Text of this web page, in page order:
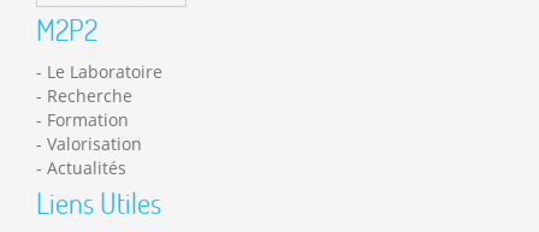
M2P2
Le Laboratoire
Recherche
Formation
Valorisation
Actualités
Liens Utiles